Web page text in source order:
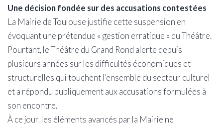
Une décision fondée sur des accusations contestées
La Mairie de Toulouse justifie cette suspension en
évoquant une prétendue « gestion erratique » du Théâtre.
Pourtant, le Théâtre du Grand Rond alerte depuis
plusieurs années sur les difficultés économiques et
structurelles qui touchent l’ensemble du secteur culturel
et a répondu publiquement aux accusations formulées à
son encontre.
À ce jour, les éléments avancés par la Mairie ne